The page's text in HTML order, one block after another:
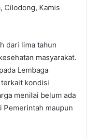
Cilodong, Kamis
dari lima tahun
masyarakat.
Lembaga
kondisi
menilai belum ada
maupun